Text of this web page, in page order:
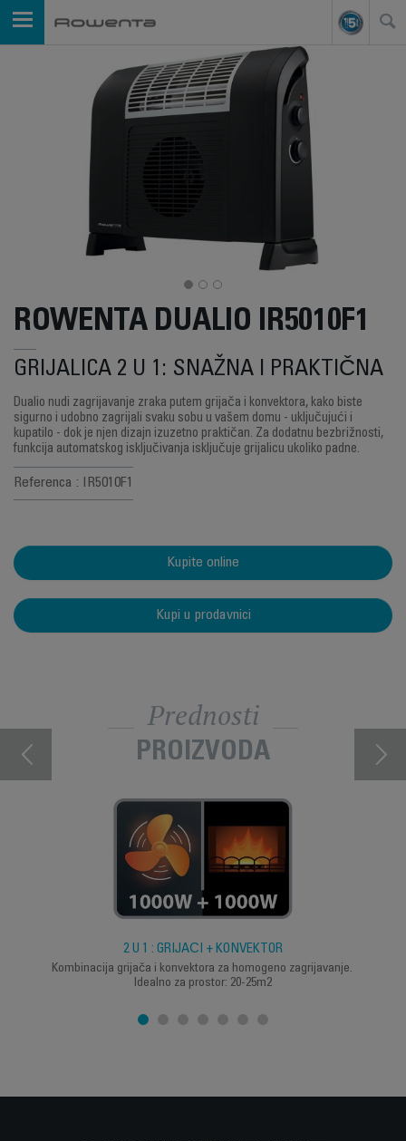
ROWENTA DUALIO IR5010F1
GRIJALICA 2 U 1: SNAŽNA I PRAKTIČNA
Dualio nudi zagrijavanje zraka putem grijača i konvektora, kako biste
sigurno i udobno zagrijali svaku sobu u vašem domu - uključujući i
kupatilo - dok je njen dizajn izuzetno praktičan. Za dodatnu bezbrižnosti,
funkcija automatskog isključivanja isključuje grijalicu ukoliko padne.
Referenca : IR5010F1
Kupite online
Kupi u prodavnici
Prednosti
PROIZVODA
2 U 1 : GRIJAČI + KONVEKTOR
Kombinacija grijača i konvektora za homogeno zagrijavanje.
Idealno za prostor: 20-25m2